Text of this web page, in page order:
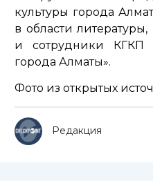
культуры города
в области
и сотрудники КГКП
города Алматы».
Фото из открытых
Редакция